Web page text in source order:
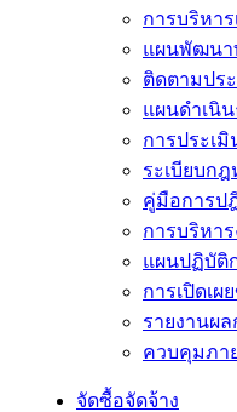
การบริหา
แผนพัฒนา
ติดตามปร
แผนดำเนิ
การประเ
ระเบียบก
คู่มือการป
การบริหา
แผนปฏิบัติ
การเปิดเ
รายงานผ
ควบคุมภา
จัดซื้อจัดจ้าง